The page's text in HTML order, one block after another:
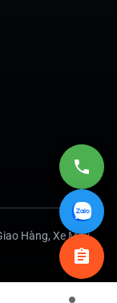
Hàng, Xe Máy.